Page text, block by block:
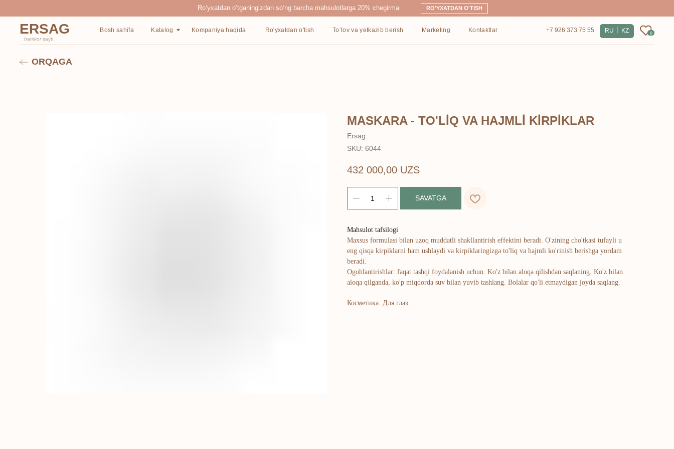
Ro‘yxatdan o‘tganingizdan so‘ng barcha mahsulotlarga 20% chegirma RO'YXATDAN O'TISH
Ro'yxatdan o'tish To‘lov va yetkazib berish
Bosh sahifa Katalog Marketing Kontaktlar
Kompaniya haqida 0
ERSAG
hamkorsayti
RU KZ
+7 926 373 75 55
MASKARA - TO'LİQ VA HAJMLİ KİRPİKLAR
Ersag
SKU: 6044
432 000,00 UZS
SAVATGA
Mahsulot tafsilogi
Maxsus formulasi bilan uzoq muddatli shakllantirish effektini beradi. O'zining cho'tkasi tufayli u
eng qisqa kirpiklarni ham ushlaydi va kirpiklaringizga to'liq va hajmli ko'rinish berishga yordam
beradi.
Ogohlantirishlar: faqat tashqi foydalanish uchun. Ko'z bilan aloqa qilishdan saqlaning. Ko'z bilan
aloqa qilganda, ko'p miqdorda suv bilan yuvib tashlang. Bolalar qo'li etmaydigan joyda saqlang.
Косметика: Для глаз